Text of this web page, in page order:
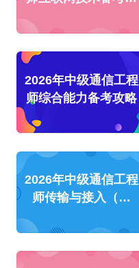
2026年中级通信工程
师综合能力备考攻略
2026年中级通信工程
师传输与接入（有